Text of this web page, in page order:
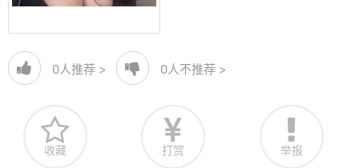
0人推荐 > 0人不推荐 >
收藏 打赏 举报